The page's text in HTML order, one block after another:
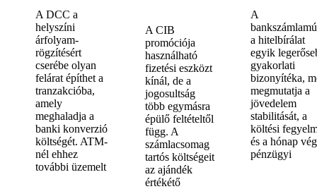
A DCC a
helyszíni
árfolyam-
rögzítésért
cserébe olyan
felárat építhet a
tranzakcióba,
amely
meghaladja a
banki konverzió
költségét. ATM-
nél ehhez
további üzemelt
A CIB
promóciója
használható
fizetési eszközt
kínál, de a
jogosultság
több egymásra
épülő feltételtől
függ. A
számlacsomag
tartós költségeit
az ajándék
értékétő
A
a hitelbírálat
egyik
gyakorlati
bizonyítéka,
megmutatja a
jövedelem
stabilitását, a
költési
és a hónap
pénzügyi